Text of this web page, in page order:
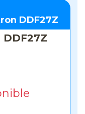
DDF27Z
DDF27Z